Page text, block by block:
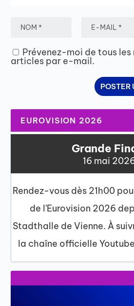
Prévenez-moi de tous les
articles par e-mail.
EUROVISION 2026
Grande
16 mai
Rendez-vous dès 21h00
de l'Eurovision 2026
Stadthalle de Vienne. À
la chaîne officielle